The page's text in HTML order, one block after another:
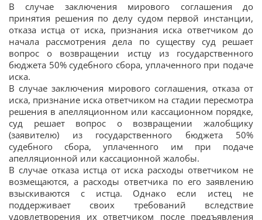
В случае заключения мирового соглашения до
принятия решения по делу судом первой инстанции,
отказа истца от иска, признания иска ответчиком до
начала рассмотрения дела по существу суд решает
вопрос о возвращении истцу из государственного
бюджета 50% судебного сбора, уплаченного при подаче
иска.
В случае заключения мирового соглашения, отказа от
иска, признание иска ответчиком на стадии пересмотра
решения в апелляционном или кассационном порядке,
суд решает вопрос о возвращении жалобщику
(заявителю) из государственного бюджета 50%
судебного сбора, уплаченного им при подаче
апелляционной или кассационной жалобы.
В случае отказа истца от иска расходы ответчиком не
возмещаются, а расходы ответчика по его заявлению
взыскиваются с истца. Однако если истец не
поддерживает своих требований вследствие
удовлетворения их ответчиком после предъявления